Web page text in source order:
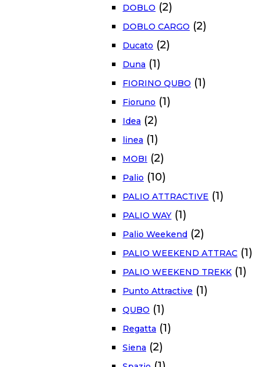
DOBLO (2)
DOBLO CARGO (2)
Ducato (2)
Duna (1)
FIORINO QUBO (1)
Fioruno (1)
Idea (2)
linea (1)
MOBI (2)
Palio (10)
PALIO ATTRACTIVE (1)
PALIO WAY (1)
Palio Weekend (2)
PALIO WEEKEND ATTRAC (1)
PALIO WEEKEND TREKK (1)
Punto Attractive (1)
QUBO (1)
Regatta (1)
Siena (2)